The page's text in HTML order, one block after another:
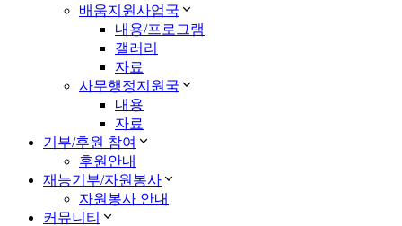
배움지원사업국
내용/프로그램
갤러리
자료
사무행정지원국
내용
자료
기부/후원 참여
후원안내
재능기부/자원봉사
자원봉사 안내
커뮤니티